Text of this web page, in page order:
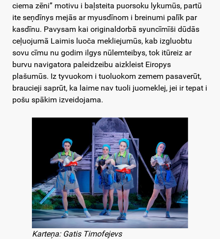
ciema zēni” motivu i baļsteita puorsoku lykumūs, partū
ite seņdīnys mejās ar myusdīnom i breinumi palīk par
kasdīnu. Pavysam kai originaldorbā syuncīmīši dūdās
ceļuojumā Laimis luoča mekliejumūs, kab izgluobtu
sovu cīmu nu godim ilgys nūlemteibys, tok itūreiz ar
burvu navigatora paleidzeibu aizkleist Eiropys
plašumūs. Iz tyvuokom i tuoluokom zemem pasaverūt,
braucieji saprūt, ka laime nav tuoli juomeklej, jei ir tepat i
pošu spākim izveidojama.
Karteņa: Gatis Timofejevs